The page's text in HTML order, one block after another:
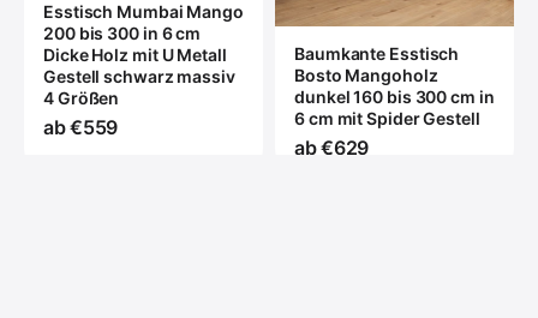
Esstisch Mumbai Mango
200 bis 300 in 6 cm
Dicke Holz mit U Metall
Gestell schwarz massiv
4 Größen
ab €559
Baumkante Esstisch
Bosto Mangoholz
dunkel 160 bis 300 cm in
6 cm mit Spider Gestell
ab €629